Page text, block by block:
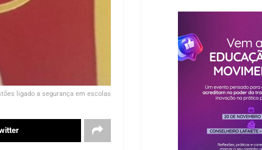
ligado a segurança em escolas